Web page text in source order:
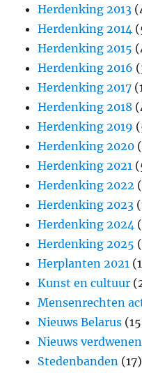
Herdenking 2013
Herdenking 2014
Herdenking 2015
Herdenking 2016
Herdenking 2017
Herdenking 2018
Herdenking 2019
Herdenking 2020
Herdenking 2021
Herdenking 2022
Herdenking 2023
Herdenking 2024
Herdenking 2025
Herplanten 2021
Kunst en cultuur
Mensenrechten
Nieuws Belarus
Nieuws
Stedenbanden (17)